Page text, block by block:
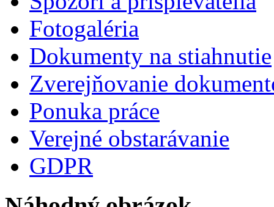
Fotogaléria
Dokumenty na stiahnutie
Zverejňovanie
Ponuka práce
Verejné obstarávanie
GDPR